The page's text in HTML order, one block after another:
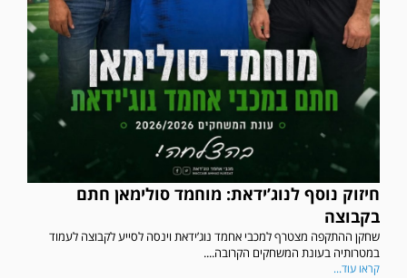
חיזוק נוסף לנוג’ידאת: מוחמד סולימאן חתם
בקבוצה
שחקן ההתקפה מצטרף למכבי אחמד נוג’ידאת וינסה לסייע לקבוצה לעמוד
במטרותיה בעונת המשחקים הקרובה....
קראו עוד...